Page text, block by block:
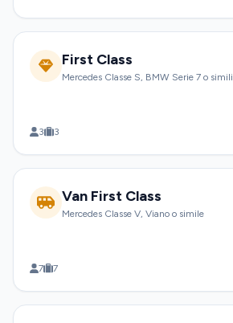
First Class
Mercedes Classe S, BMW Serie 7 o simili
3 3
Van First Class
Mercedes Classe V, Viano o simile
7 7